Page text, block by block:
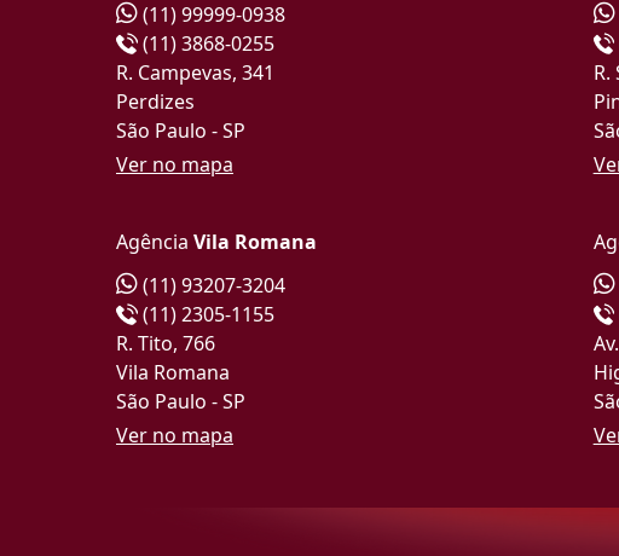
(11) 99999-0938
(11) 3868-0255
R. Campevas, 341
Perdizes
São Paulo - SP
Ver no mapa
R.
Agência Vila Romana
(11) 93207-3204
(11) 2305-1155
R. Tito, 766
Vila Romana
São Paulo - SP
Ver no mapa